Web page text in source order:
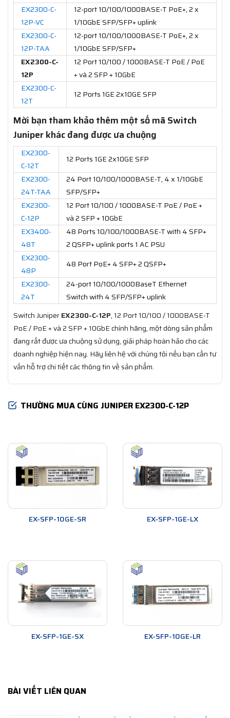
EX2300-C-
12P-VC
12-port 10/100/1000BASE-T PoE+, 2 x
1/10GbE SFP/SFP+ uplink
EX2300-C-
12P-TAA
12-port 10/100/1000BASE-T PoE+, 2 x
1/10GbE SFP/SFP+
EX2300-C-
12P
12 Port 10/100 / 1000BASE-T PoE / PoE
+ và 2 SFP + 10GbE
EX2300-C-
12T
12 Ports 1GE 2x10GE SFP
Mời bạn tham khảo thêm một số mã Switch
Juniper khác đang được ưa chuộng
EX2300-
C-12T
12 Ports 1GE 2x10GE SFP
EX2300-
24T-TAA
24 Port 10/100/1000BASE-T, 4 x 1/10GbE
SFP/SFP+
EX2300-
C-12P
12 Port 10/100 / 1000BASE-T PoE / PoE +
và 2 SFP + 10GbE
EX3400-
48T
48 Ports 10/100/1000BASE-T with 4 SFP+
2 QSFP+ uplink ports 1 AC PSU
EX2300-
48P
48 Port PoE+ 4 SFP+ 2 QSFP+
EX2300-
24T
24-port 10/100/1000BaseT Ethernet
Switch with 4 SFP/SFP+ uplink
Switch JuniperEX2300-C-12P, 12 Port 10/100 / 1000BASE-T
PoE / PoE + và 2 SFP + 10GbE chính hãng, một dòng sản phẩm
đang rất được ưa chuộng sử dụng, giải pháp hoàn hảo cho các
doanh nghiệp hiện nay. Hãy liên hệ với chúng tôi nếu bạn cần tư
vấn hỗ trợ chi tiết các thông tin về sản phẩm.
THƯỜNG MUA CÙNG JUNIPER EX2300-C-12P
EX-SFP-10GE-SR EX-SFP-1GE-LX
EX-SFP-1GE-SX EX-SFP-10GE-LR
BÀI VIẾT LIÊN QUAN